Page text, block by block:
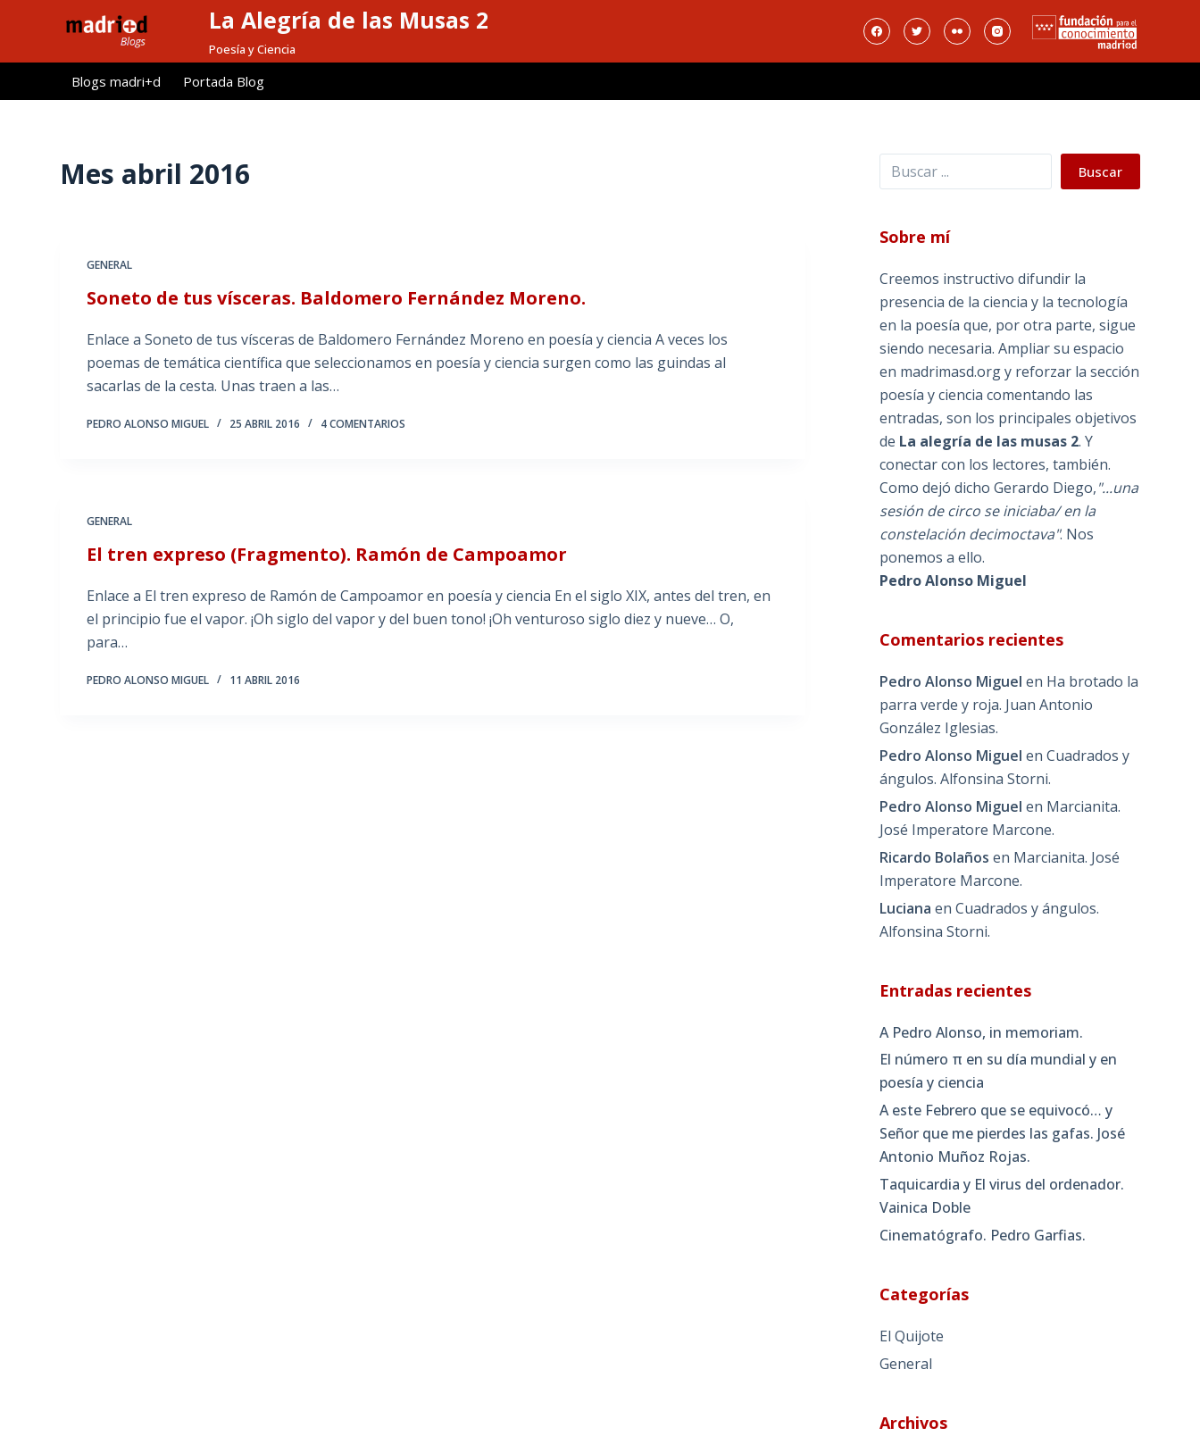
l
La Alegría de las Musas 2
Poesía y Ciencia
Blogs madri+d Portada Blog
Mes abril 2016
GENERAL
Soneto de tus vísceras. Baldomero Fernández Moreno.
Enlace a Soneto de tus vísceras de Baldomero Fernández Moreno en poesía y ciencia A veces los
poemas de temática científica que seleccionamos en poesía y ciencia surgen como las guindas al
sacarlas de la cesta. Unas traen a las…
PEDRO ALONSO MIGUEL 25 ABRIL 2016 4 COMENTARIOS
GENERAL
El tren expreso (Fragmento). Ramón de Campoamor
Enlace a El tren expreso de Ramón de Campoamor en poesía y ciencia En el siglo XIX, antes del tren, en
el principio fue el vapor. ¡Oh siglo del vapor y del buen tono! ¡Oh venturoso siglo diez y nueve… O,
para…
PEDRO ALONSO MIGUEL 11 ABRIL 2016
Buscar Buscar
Sobre mí
Creemos instructivo difundir la
presencia de la ciencia y la tecnología
en la poesía que, por otra parte, sigue
siendo necesaria. Ampliar su espacio
en madrimasd.org y reforzar la sección
poesía y ciencia comentando las
entradas, son los principales objetivos
de La alegría de las musas 2. Y
conectar con los lectores, también.
Como dejó dicho Gerardo Diego,"...una
sesión de circo se iniciaba/ en la
constelación decimoctava". Nos
ponemos a ello.
Pedro Alonso Miguel
Comentarios recientes
Pedro Alonso Miguel en Ha brotado la
parra verde y roja. Juan Antonio
González Iglesias.
Pedro Alonso Miguel enCuadrados y
ángulos. Alfonsina Storni.
Pedro Alonso Miguel en Marcianita.
José Imperatore Marcone.
Ricardo Bolaños en Marcianita. José
Imperatore Marcone.
Luciana enCuadrados y ángulos.
Alfonsina Storni.
Entradas recientes
A Pedro Alonso, in memoriam.
El número π en su día mundial y en
poesía y ciencia
A este Febrero que se equivocó… y
Señor que me pierdes las gafas. José
Antonio Muñoz Rojas.
Taquicardia y El virus del ordenador.
Vainica Doble
Cinematógrafo. Pedro Garfias.
Categorías
El Quijote
General
Archivos